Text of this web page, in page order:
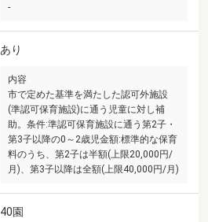
-
あり
内容
市で定めた基準を満たした認可外施設
(準認可保育施設)に通う児童に対し補
助。条件:準認可保育施設に通う第2子・
第3子以降の0～2歳児金額:標準的な保育
料のうち、第2子は半額(上限20,000円/
月)、第3子以降は全額(上限40,000円/月)
40園